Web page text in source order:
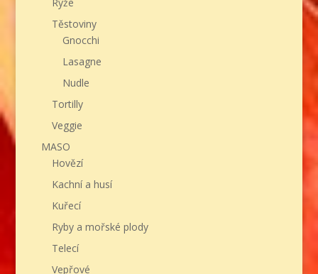
Rýže
Těstoviny
Gnocchi
Lasagne
Nudle
Tortilly
Veggie
MASO
Hovězí
Kachní a husí
Kuřecí
Ryby a mořské plody
Telecí
Vepřové